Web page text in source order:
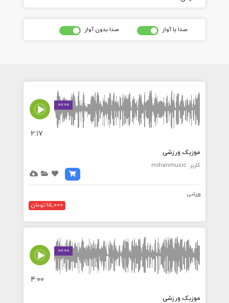
صدا با آواز صدا بدون آواز
00:00
2:17
موزیک ورزشی
کاربر: mihanmusic
ورزشی
15,000 تومان
00:00
4:00
موزیک ورزشی